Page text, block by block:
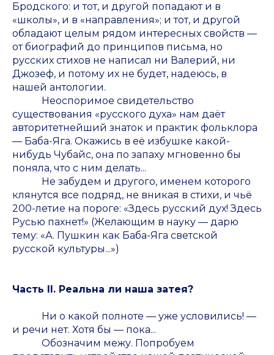
Бродского: и тот, и другой попадают и в
«школы», и в «направления»; и тот, и другой
обладают целым рядом интересных свойств —
от биографий до принципов письма, но
русских стихов не написал ни Валерий, ни
Джозеф, и потому их не будет, надеюсь, в
нашей антологии.
Неоспоримое свидетельство
существования «русского духа» нам даёт
авторитетнейший знаток и практик фольклора
— Баба-Яга. Окажись в её избушке какой-
нибудь Чубайс, она по запаху мгновенно бы
поняла, что с ним делать...
Не забудем и другого, именем которого
клянутся все подряд, не вникая в стихи, и чьё
200-летие на пороге: «Здесь русский дух! Здесь
Русью пахнет!» (Желающим в науку — дарю
тему: «А. Пушкин как Баба-Яга светской
русской культуры...»)
Часть II. Реальна ли наша затея?
Ни о какой полноте — уже условились! —
и речи нет. Хотя бы — пока...
Обозначим межу. Попробуем